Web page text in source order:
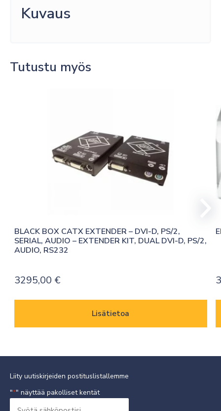
Kuvaus
Tutustu myös
BLACK BOX CATX EXTENDER – DVI-D, PS/2,
SERIAL, AUDIO – EXTENDER KIT, DUAL DVI-D, PS/2,
AUDIO, RS232
3295,00 €
Lisätietoa
Liity uutiskirjeiden postituslistallemme
"*" näyttää pakolliset kentät